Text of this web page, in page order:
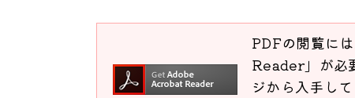
PDFの閲覧に
Reader」が必
ジから入手して